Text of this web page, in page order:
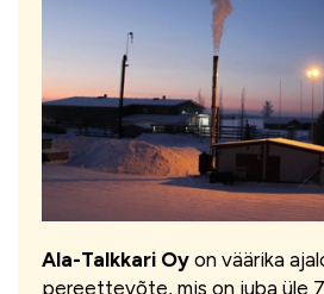
Ala-Talkkari Oy on väärika
pereettevõte, mis on juba üle